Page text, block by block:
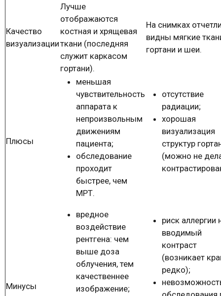
Качество
визуализации
Лучше
отображаются
костная и хрящевая
ткани (последняя
служит каркасом
гортани).
На снимках
видны мягкие
гортани и шеи.
Плюсы
меньшая
чувствительность
аппарата к
непроизвольным
движениям
пациента;
обследование
проходит
быстрее, чем
МРТ.
отсутствие
радиации;
хорошая
визуализация
структур
(можно не
Минусы
вредное
воздействие
рентгена: чем
выше доза
облучения, тем
качественнее
изображение;
риск аллергии
вводимый
контраст
(возникает
редко);